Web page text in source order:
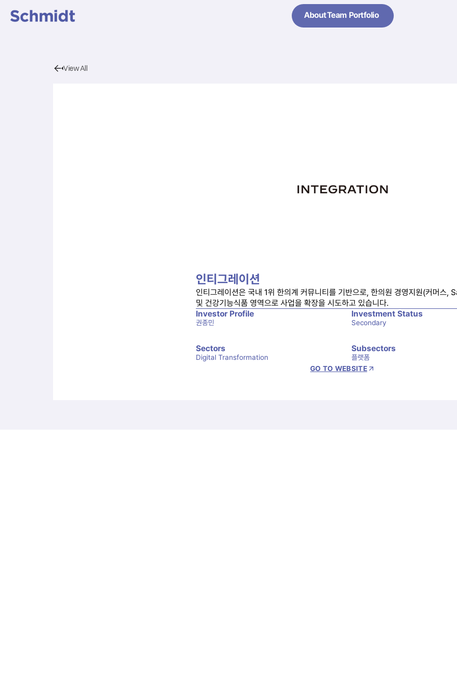
View All
인티그레이션
인티그레이션은 국내 1위 한의계 커뮤니티를 기반으로, 한의원 경영지원(커머스,
및 건강기능식품 영역으로 사업을 확장을 시도하고 있습니다.
Investor Profile
권종민
Investment Status
Secondary
Sectors
Digital Transformation
Subsectors
플랫폼
GO TO WEBSITE
About
About
Team
Team
Portfolio
Portfolio